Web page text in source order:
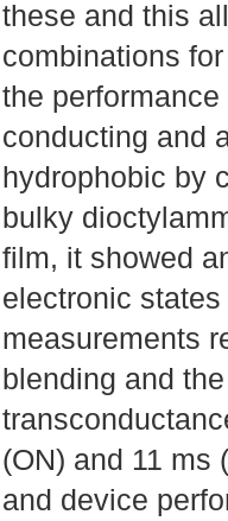
these and this
combinations
the
conducting and
hydrophobic by
bulky
film, it showed
electronic
measurements
blending and
(ON) and 11 ms
and device